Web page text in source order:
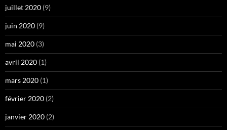
juillet 2020 (9)
juin 2020 (9)
mai 2020 (3)
avril 2020 (1)
mars 2020 (1)
février 2020 (2)
janvier 2020 (2)